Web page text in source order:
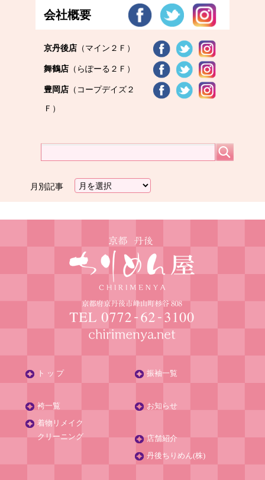
会社概要
京丹後店 （マイン２Ｆ）
舞鶴店 （らぽーる２Ｆ）
豊岡店 （コープデイズ２
Ｆ）
月別記事
ト ッ プ 振袖一覧
袴一覧
着物リメイク
クリーニング
お知らせ
店舗紹介
丹後ちりめん(株)